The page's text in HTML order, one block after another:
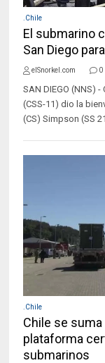
.Chile
El submarino
San Diego
elSnorkel.com 0
SAN DIEGO (NNS)
(CSS-11) dio la
(CS) Simpson (SS
.Chile
Chile se
plataforma
submarinos